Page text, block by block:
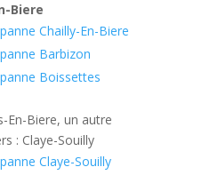
Biere
Chailly-En-Biere
Barbizon
Boissettes
En-Biere, un autre
: Claye-Souilly
Claye-Souilly